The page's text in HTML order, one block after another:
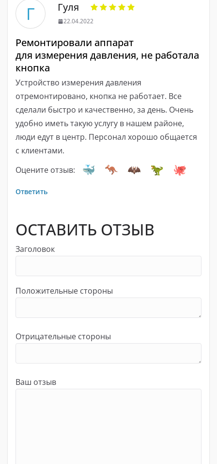
Г Гуля
22.04.2022
Ремонтировали аппарат
для измерения давления, не работала
кнопка
Устройство измерения давления
отремонтировано, кнопка не работает. Все
сделали быстро и качественно, за день. Очень
удобно иметь такую ​​услугу в нашем районе,
люди едут в центр. Персонал хорошо общается
с клиентами.
Оцените отзыв:
Ответить
ОСТАВИТЬ ОТЗЫВ
Заголовок
Положительные стороны
Отрицательные стороны
Ваш отзыв